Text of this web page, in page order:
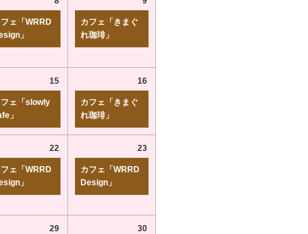
ェ「WRRD
」
カフェ「きまぐ
れ珈琲」
15
ェ「slowly
」
16
カフェ「きまぐ
れ珈琲」
22
ェ「WRRD
」
23
カフェ「WRRD
Design」
29 30